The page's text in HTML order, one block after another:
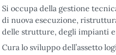
Si occupa della gestione
di nuova esecuzione,
delle strutture, degli impianti
Cura lo sviluppo dell’assetto